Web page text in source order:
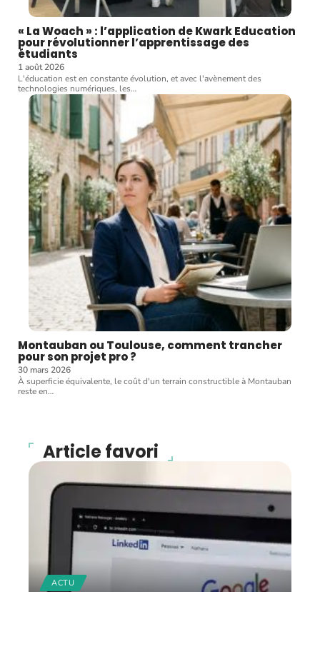
« La Woach » : l’application de Kwark Education
pour révolutionner l’apprentissage des
étudiants
1 août 2026
L'éducation est en constante évolution, et avec l'avènement des
technologies numériques, les…
Montauban ou Toulouse, comment trancher
pour son projet pro ?
30 mars 2026
À superficie équivalente, le coût d'un terrain constructible à Montauban
reste en…
Article favori
ACTU